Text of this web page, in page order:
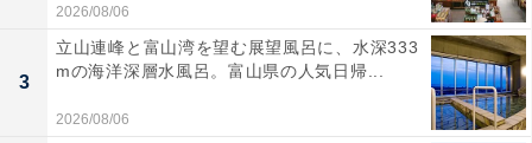
2026/08/06
3
立山連峰と富山湾を望む展望風呂に、水深333
mの海洋深層水風呂。富山県の人気日帰...
2026/08/06